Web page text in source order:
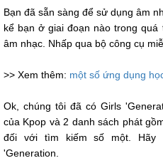
Bạn đã sẵn sàng để sử dụng âm
kể bạn ở giai đoạn nào trong
âm nhạc. Nhấp qua bộ công cụ
>> Xem thêm: một số ứng dụng
Ok, chúng tôi đã có Girls
của Kpop và 2 danh sách phát
đối với tìm kiếm số một. Hãy
'Generation.